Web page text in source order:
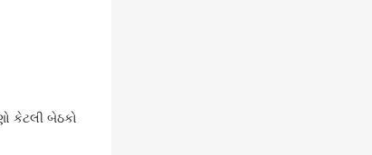
કેટલી બેઠકો